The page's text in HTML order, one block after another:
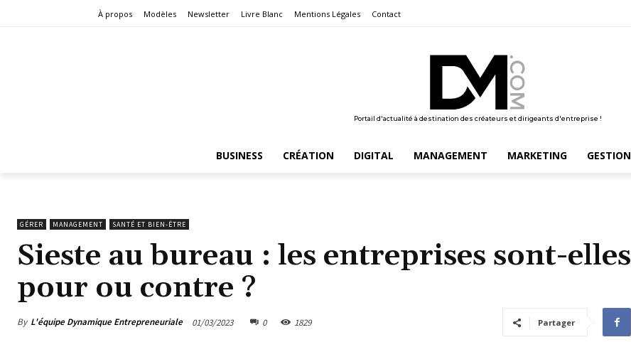
À propos Modèles Newsletter Livre Blanc Mentions Légales Contact
Portail d'actualité à destination des créateurs et dirigeants d'entreprise !
BUSINESS CRÉATION DIGITAL MANAGEMENT MARKETING GESTION
GÉRER MANAGEMENT SANTÉ ET BIEN-ÊTRE
Sieste au bureau : les entreprises sont-elles
pour ou contre ?
By L'équipe Dynamique Entrepreneuriale 01/03/2023 0 1829 Partager